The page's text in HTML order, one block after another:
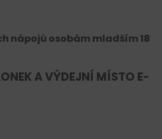
nápojů osobám mladším 18
A VÝDEJNÍ MÍSTO E-